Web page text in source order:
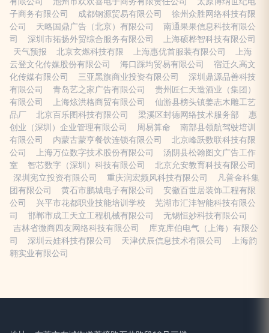
子商务有限公司
成都钢源贸易有限公司
徐州众胜网络科技有限
公司
天略国鼎广告（北京）有限公司
南通果果信息科技有限公
司
深圳市拓扬外贸综合服务有限公司
上海硕桦智科技有限公司
天气预报
北京玄燃科技有限 上海惠优首服装有限公司
上海
云登文化传媒股份有限公司
海口踩均贸易有限公司
宿迁久高文
化传媒有限公司
三亚黑旗商业投资有限公司
深圳鼎源品善科技
有限公司
青岛艺之家广告有限公司
贵州匠仁天造酒业（集团）
有限公司
上海炫洪格商贸有限公司
仙游县榜头镇姜志木雕工艺
品厂
北京百乐图科技有限公司 梁溪区封德网络技术服务部
惠
创业（深圳）企业管理有限公司
周易算命
南部县领航驾驶培训
有限公司
内蒙古蒙亨餐饮连锁有限公司
北京峰跃数联科技有限
公司
上海万位数字技术股份有限公司
汤阴县松翰图文广告工作
室
智芯数字（深圳）科技有限公司
北京允安教育科技有限公司
深圳宪立投资有限公司
重庆润宏频风科技有限公司
凡普金科集
团有限公司
黄石市鹏城电子有限公司
安徽百世居装饰工程有限
公司
兴平市花都职业技能培训学校
芜湖市汇沣智能科技有限公
司
邯郸市成工天立工程机械有限公司
无锡恒妙科技有限公司
吉林省微商四友网络科技有限公司
库克库伯电气（上海）有限公
司
深圳云娃科技有限公司 天津伏辰信息技术有限公司
上海韵
翱实业有限公司